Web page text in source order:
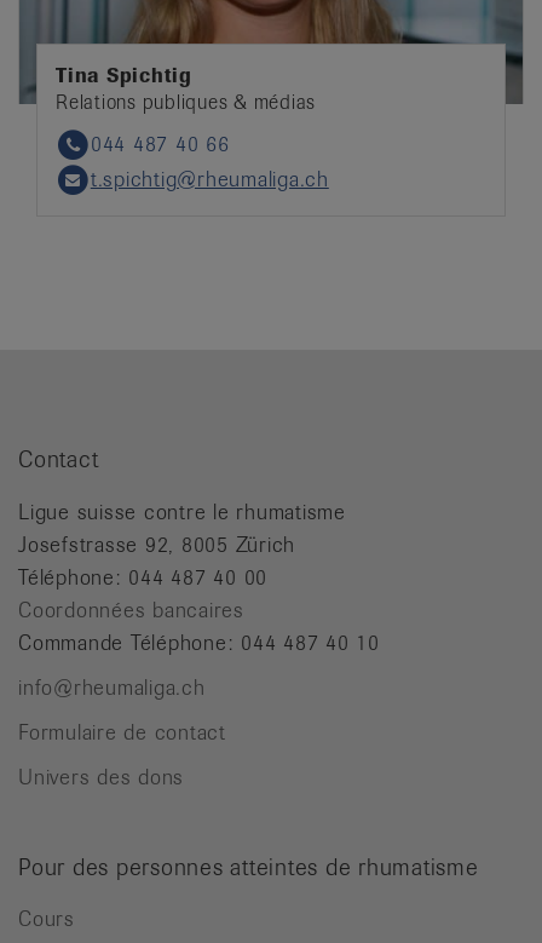
Tina Spichtig
Relations publiques & médias
Phone044 487 40 66
Emailt.spichtig@rheumaliga.ch
Contact
Ligue suisse contre le rhumatisme
Josefstrasse 92, 8005 Zürich
Téléphone: 044 487 40 00
Coordonnées bancaires
Commande Téléphone: 044 487 40 10
info@rheumaliga.ch
Formulaire de contact
Univers des dons
Pour des personnes atteintes de rhumatisme
Cours